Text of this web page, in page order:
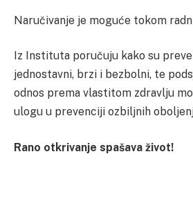
Naručivanje je moguće tokom
Iz Instituta poručuju kako su
jednostavni, brzi i bezbolni, te
odnos prema vlastitom zdravlju
ulogu u prevenciji ozbiljnih
Rano otkrivanje spašava život!